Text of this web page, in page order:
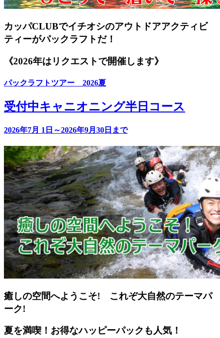
カッパCLUBでイチオシのアウトドアアクティビ
ティーがパックラフトだ！
《2026年はリクエストで開催します》
パックラフトツアー 2026夏
受付中キャニオニング半日コース
2026年7月 1日～2026年9月30日まで
癒しの空間へようこそ! これぞ大自然のテーマパ
ーク!
夏を満喫！お得なハッピーパックも人気！